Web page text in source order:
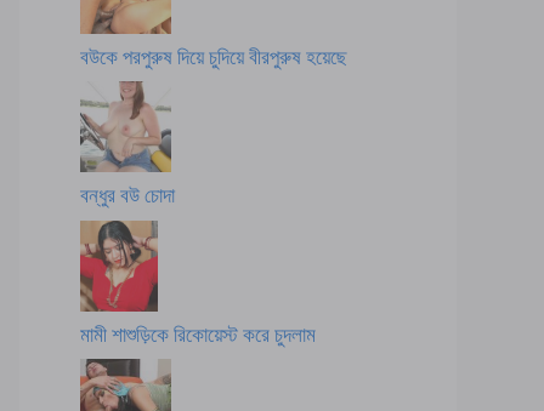
বউকে পরপুরুষ দিয়ে চুদিয়ে বীরপুরুষ হয়েছে
বন্ধুর বউ চোদা
মামী শাশুড়িকে রিকোয়েস্ট করে চুদলাম